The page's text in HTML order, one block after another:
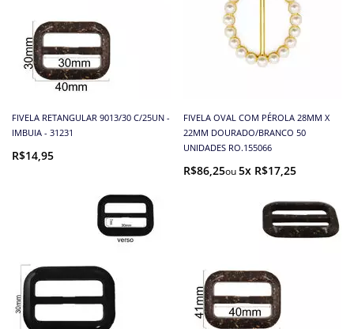
FIVELA RETANGULAR 9013/30 C/25UN -
IMBUIA - 31231
R$14,95
FIVELA OVAL COM PÉROLA 28MM X
22MM DOURADO/BRANCO 50
UNIDADES RO.155066
R$86,25 5x R$17,25